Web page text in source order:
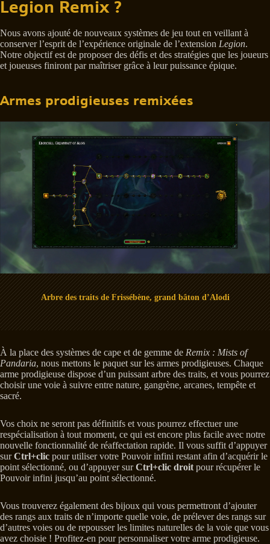
Legion Remix ?
Nous avons ajouté de nouveaux systèmes de jeu tout en veillant à
conserver l’esprit de l’expérience originale de l’extension Legion.
Notre objectif est de proposer des défis et des stratégies que les joueurs
et joueuses finiront par maîtriser grâce à leur puissance épique.
Armes prodigieuses remixées
Arbre des traits de Frissébène, grand bâton d’Alodi
À la place des systèmes de cape et de gemme de Remix : Mists of
Pandaria, nous mettons le paquet sur les armes prodigieuses. Chaque
arme prodigieuse dispose d’un puissant arbre des traits, et vous pourrez
choisir une voie à suivre entre nature, gangrène, arcanes, tempête et
sacré.
Vos choix ne seront pas définitifs et vous pourrez effectuer une
respécialisation à tout moment, ce qui est encore plus facile avec notre
nouvelle fonctionnalité de réaffectation rapide. Il vous suffit d’appuyer
surCtrl+clic pour utiliser votre Pouvoir infini restant afin d’acquérir le
point sélectionné, ou d’appuyer surCtrl+clic droit pour récupérer le
Pouvoir infini jusqu’au point sélectionné.
Vous trouverez également des bijoux qui vous permettront d’ajouter
des rangs aux traits de n’importe quelle voie, de prélever des rangs sur
d’autres voies ou de repousser les limites naturelles de la voie que vous
avez choisie ! Profitez-en pour personnaliser votre arme prodigieuse.